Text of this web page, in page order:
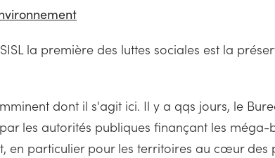
la première des luttes sociales est la
dont il s'agit ici. Il y a qqs jours, le
les autorités publiques finançant les
en particulier pour les territoires au cœur des